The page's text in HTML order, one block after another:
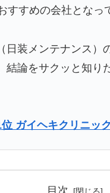
すすめの会社となっ
日装メンテナンス
結論をサクッと知り
ガイヘキクリニッ
目次